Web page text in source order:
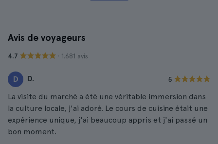
Avis de voyageurs
4.7 · 1.681 avis
D D. 5
La visite du marché a été une véritable immersion dans
la culture locale, j'ai adoré. Le cours de cuisine était une
expérience unique, j'ai beaucoup appris et j'ai passé un
bon moment.